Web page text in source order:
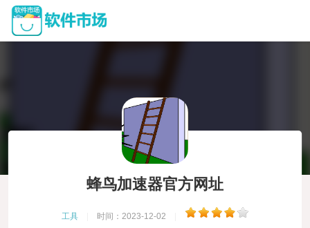
蜂鸟加速器官方网址
工具 时间：2023-12-02